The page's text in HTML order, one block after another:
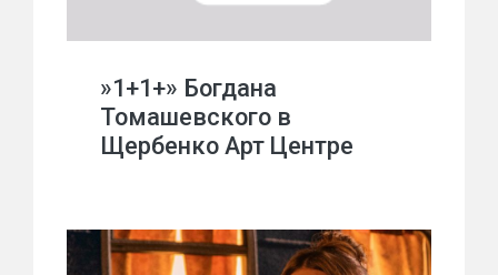
»1+1+» Богдана
Томашевского в
Щербенко Арт Центре